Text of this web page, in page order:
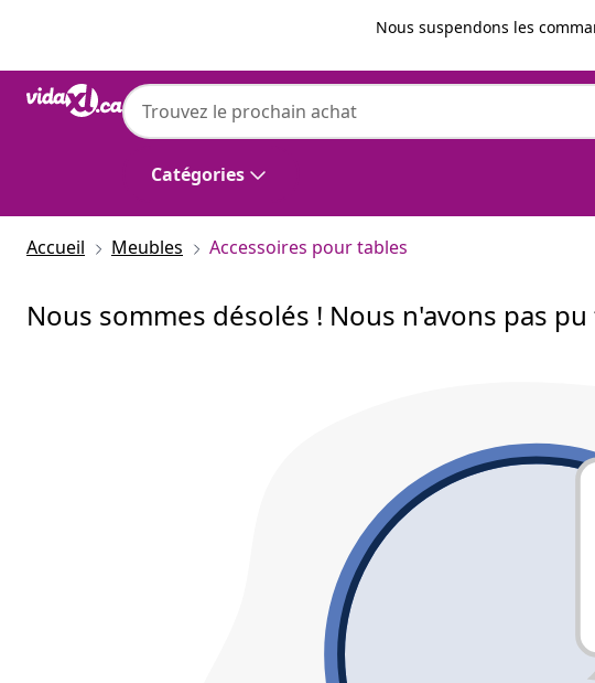
Nous suspendons les
Catégories
Accueil Meubles Accessoires pour tables
Nous sommes désolés ! Nous n'avons pas